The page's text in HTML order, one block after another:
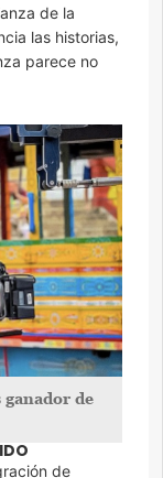
de la
las historias,
parece no
ganador de
de